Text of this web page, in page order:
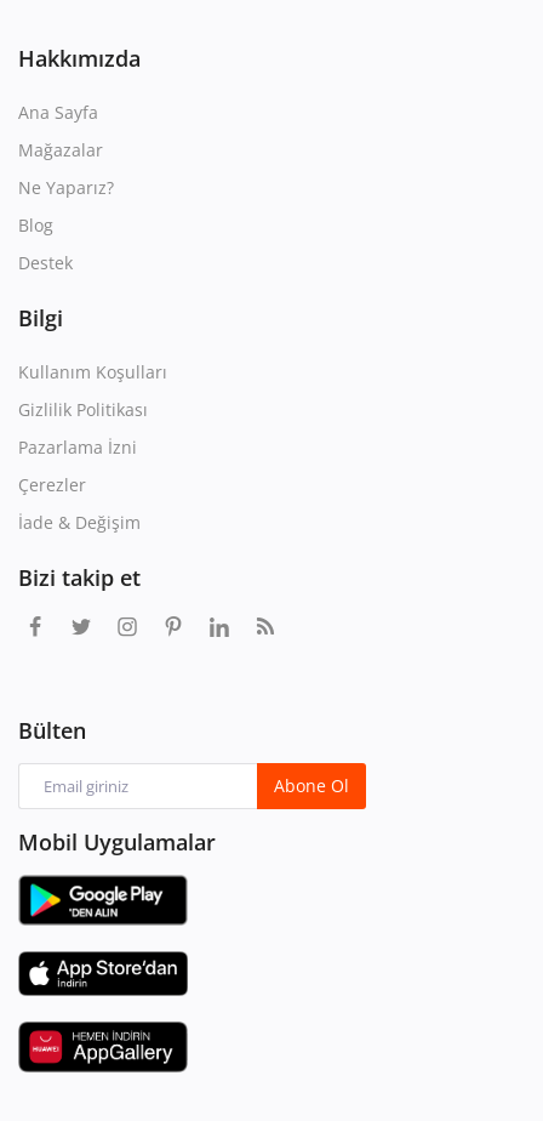
Hakkımızda
Ana Sayfa
Mağazalar
Ne Yaparız?
Blog
Destek
Bilgi
Kullanım Koşulları
Gizlilik Politikası
Pazarlama İzni
Çerezler
İade & Değişim
Bizi takip et
Bülten
Abone Ol
Mobil Uygulamalar